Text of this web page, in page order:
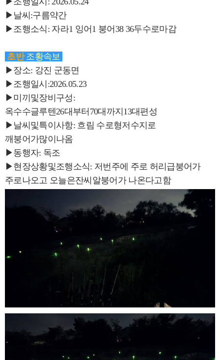
▶날씨:구름약간
▶조행소식: 자라1 잉어1 붕어38 36두수로마감
초반 조황속보
▶장소: 강진 군동면
▶조행일시:2026.05.23
▶미끼및장비구성:
옥수수글루텐26대부터70대까지13대편성
▶날씨및특이사항: 흐림 수로형저수지로
깨붕어가많이나옴
▶동행자: 독조
▶현장상황및조행소식: 저번주에 주로 허리급붕어가
주로나오고 오늘은잔씨알붕어가 나온다고함